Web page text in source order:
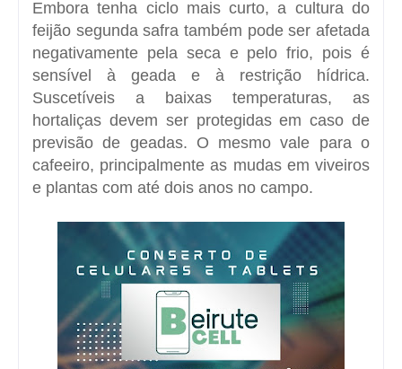
Embora tenha ciclo mais curto, a cultura do
feijão segunda safra também pode ser afetada
negativamente pela seca e pelo frio, pois é
sensível à geada e à restrição hídrica.
Suscetíveis a baixas temperaturas, as
hortaliças devem ser protegidas em caso de
previsão de geadas. O mesmo vale para o
cafeeiro, principalmente as mudas em viveiros
e plantas com até dois anos no campo.